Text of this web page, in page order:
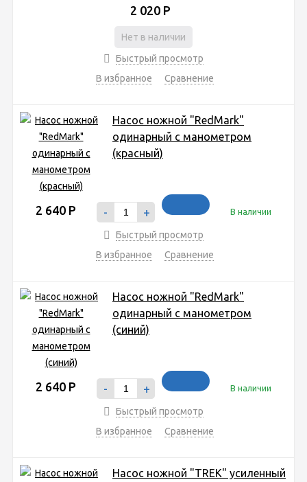
2 020 Р
Нет в наличии
Быстрый просмотр
В избранное
Сравнение
Насос ножной "RedMark"
одинарный с манометром
(красный)
2 640 Р - + В наличии
Быстрый просмотр
В избранное
Сравнение
Насос ножной "RedMark"
одинарный с манометром
(синий)
2 640 Р - + В наличии
Быстрый просмотр
В избранное
Сравнение
Насос ножной "TREK" усиленный